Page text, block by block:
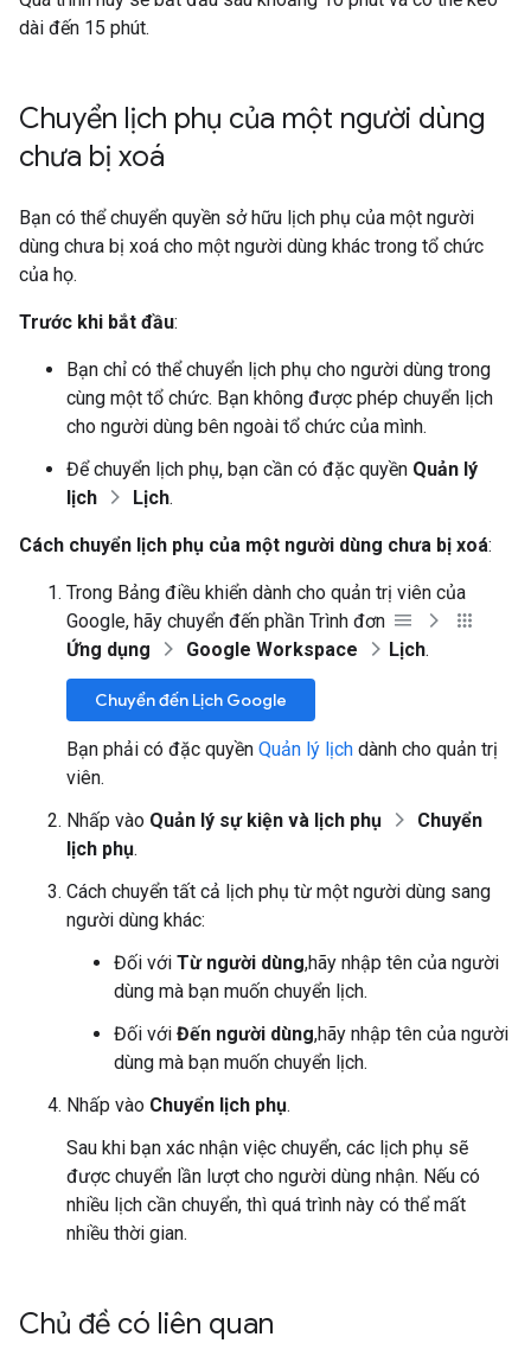
dài đến 15 phút.
Chuyển lịch phụ của một người dùng
chưa bị xoá
Bạn có thể chuyển quyền sở hữu lịch phụ của một người
dùng chưa bị xoá cho một người dùng khác trong tổ chức
của họ.
Trước khi bắt đầu:
Bạn chỉ có thể chuyển lịch phụ cho người dùng trong
cùng một tổ chức. Bạn không được phép chuyển lịch
cho người dùng bên ngoài tổ chức của mình.
Để chuyển lịch phụ, bạn cần có đặc quyền Quản lý
lịch
Lịch.
Cách chuyển lịch phụ của một người dùng chưa bị xoá:
Trong Bảng điều khiển dành cho quản trị viên của
Google, hãy chuyển đến phần Trình đơn
Ứng dụng
Google Workspace Lịch.
Chuyển đến Lịch Google
Bạn phải có đặc quyền Quản lý lịch dành cho quản trị
viên.
Nhấp vào Quản lý sự kiện và lịch phụ
Chuyển
lịch phụ.
Cách chuyển tất cả lịch phụ từ một người dùng sang
người dùng khác:
Đối với Từ người dùng,hãy nhập tên của người
dùng mà bạn muốn chuyển lịch.
Đối với Đến người dùng,hãy nhập tên của người
dùng mà bạn muốn chuyển lịch.
Nhấp vào Chuyển lịch phụ.
Sau khi bạn xác nhận việc chuyển, các lịch phụ sẽ
được chuyển lần lượt cho người dùng nhận. Nếu có
nhiều lịch cần chuyển, thì quá trình này có thể mất
nhiều thời gian.
Chủ đề có liên quan